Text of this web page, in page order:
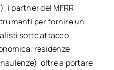
i partner del MFRR
per fornire un
sotto attacco
residenze
oltre a portare